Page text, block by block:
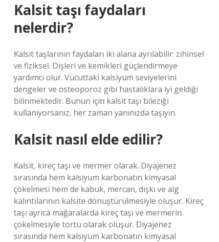
Kalsit taşı faydaları
nelerdir?
Kalsit taşlarının faydaları iki alana ayrılabilir: zihinsel
ve fiziksel. Dişleri ve kemikleri güçlendirmeye
yardımcı olur. Vücuttaki kalsiyum seviyelerini
dengeler ve osteoporoz gibi hastalıklara iyi geldiği
bilinmektedir. Bunun için kalsit taşı bileziği
kullanıyorsanız, her zaman yanınızda taşıyın.
Kalsit nasıl elde edilir?
Kalsit, kireç taşı ve mermer olarak. Diyajenez
sırasında hem kalsiyum karbonatın kimyasal
çökelmesi hem de kabuk, mercan, dışkı ve alg
kalıntılarının kalsite dönüştürülmesiyle oluşur. Kireç
taşı ayrıca mağaralarda kireç taşı ve mermerin
çökelmesiyle tortu olarak oluşur. Diyajenez
sırasında hem kalsiyum karbonatın kimyasal